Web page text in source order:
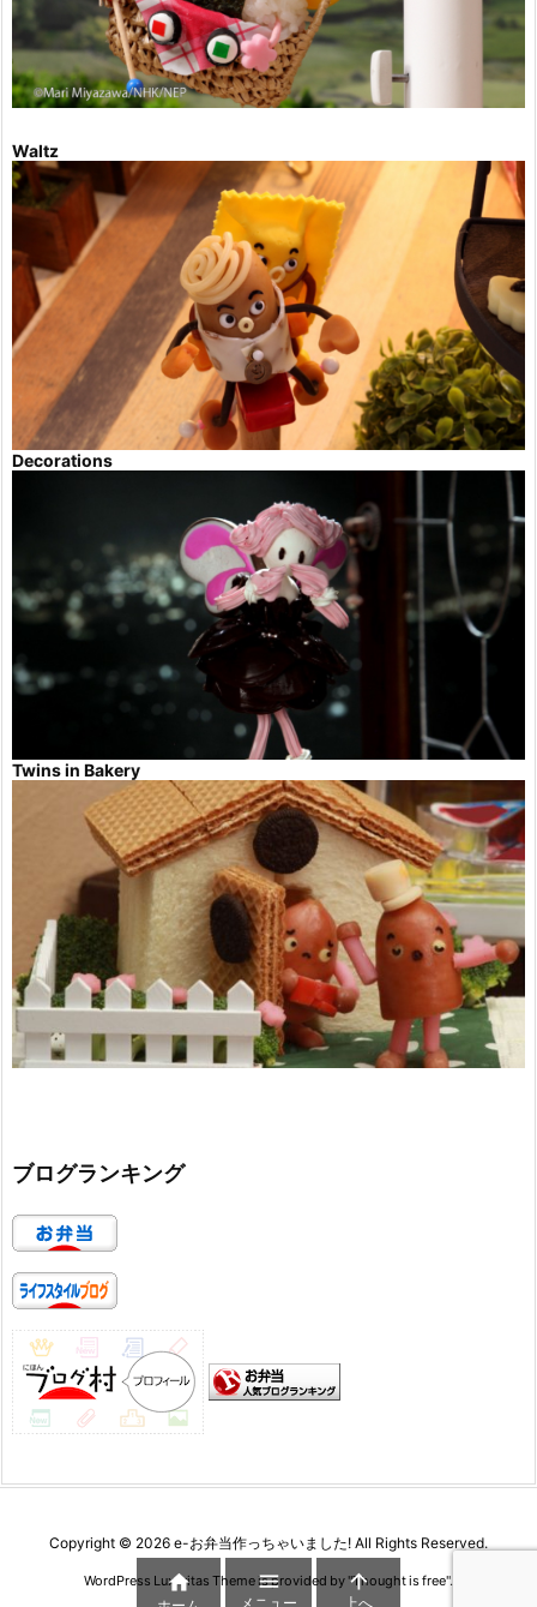
Waltz
Decorations
Twins in Bakery
ブログランキング
Copyright © 2026 e-お弁当作っちゃいました! All Rights Reserved.
WordPress Luxeritas Theme is provided by "Thought is free".
 
メニュー

上へ